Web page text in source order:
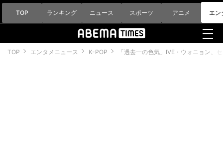
TOP ランキング ニュース スポーツ アニメ エン
TOP エンタメニュース K-POP 「過去一の色気」IVE・ウォニョン